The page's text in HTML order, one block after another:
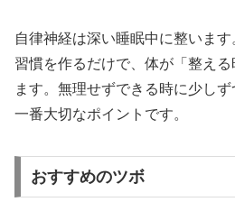
自律神経は深い睡眠中に整いま
習慣を作るだけで、体が「整え
ます。無理せずできる時に少しず
一番大切なポイントです。
おすすめのツボ